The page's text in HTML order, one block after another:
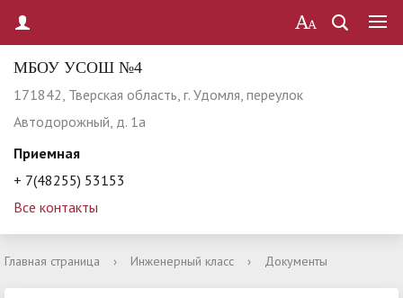
МБОУ УСОШ №4
171842, Тверская область, г. Удомля, переулок
Автодорожный, д. 1а
Приемная
+ 7(48255) 53153
Все контакты
Главная страница › Инженерный класс › Документы